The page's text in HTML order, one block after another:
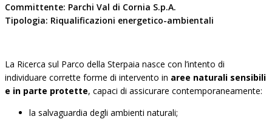
Committente: Parchi Val di Cornia S.p.A.
Tipologia: Riqualificazioni energetico-ambientali
La Ricerca sul Parco della Sterpaia nasce con l’intento di
individuare corrette forme di intervento in aree naturali sensibili
e in parte protette, capaci di assicurare contemporaneamente:
la salvaguardia degli ambienti naturali;